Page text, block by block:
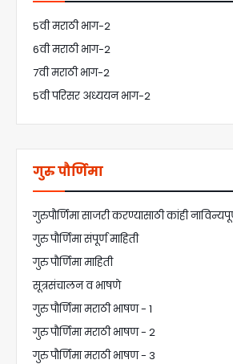
5वी मराठी भाग-2
6वी मराठी भाग-2
7वी मराठी भाग-2
5वी परिसर अध्ययन भाग-2
गुरु पौर्णिमा
गुरुपौर्णिमा साजरी करण्यासाठी कांही
गुरु पौर्णिमा संपूर्ण माहिती
गुरु पौर्णिमा माहिती
सूत्रसंचालन व भाषणे
गुरु पौर्णिमा मराठी भाषण - 1
गुरु पौर्णिमा मराठी भाषण - 2
गुरु पौर्णिमा मराठी भाषण - 3